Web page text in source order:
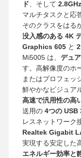
ド 、そして 2.8GHz
マルチタスクと応
そのクラスをはる
没入感のある 4K
Graphics 605と
Mi5005 は、 デュ
す。高解像度のホ
またはプロフェッ
鮮やかなビジュア
高速で汎用性の高
送用の 4つの USB
レスネットワーク
Realtek Gigabit
実現する安定した
エネルギー効率と